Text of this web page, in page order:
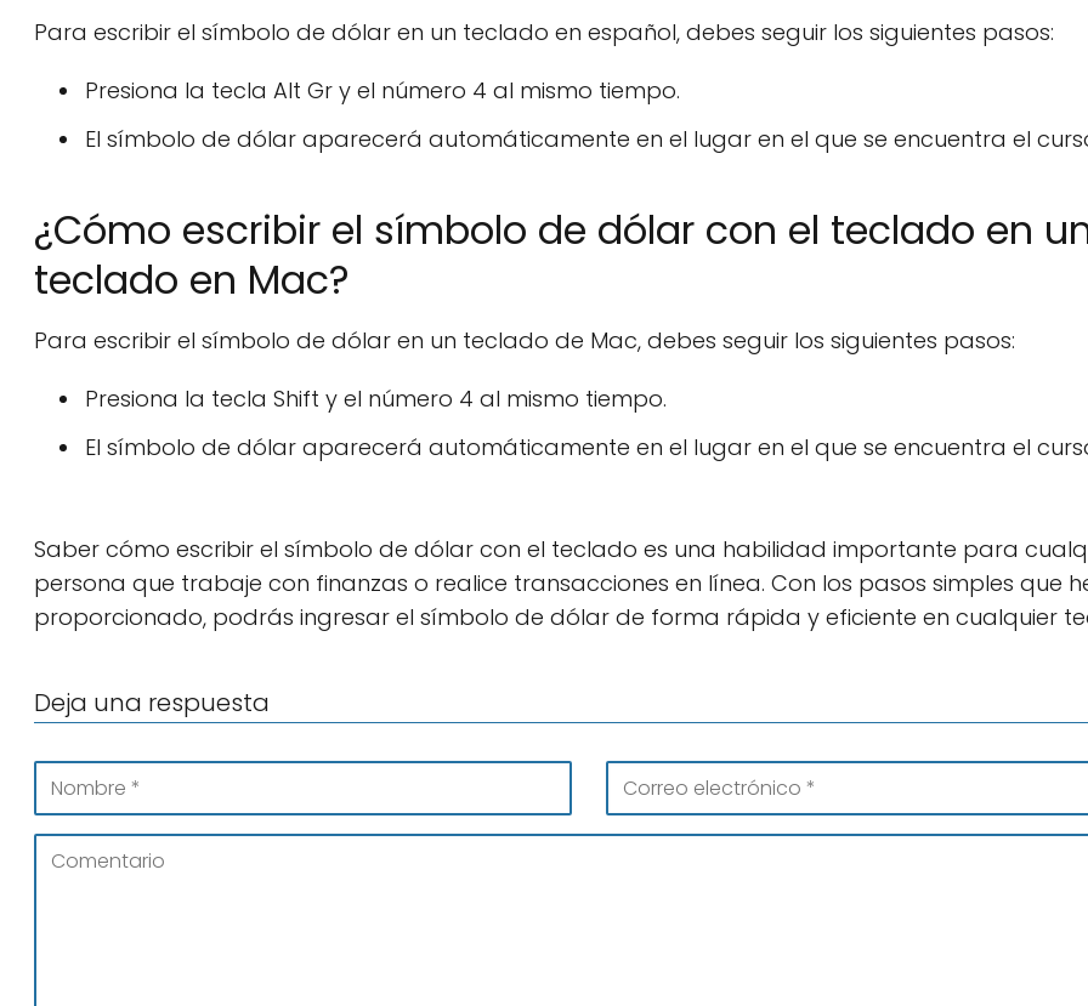
Para escribir el símbolo de dólar en un teclado en español, debes seguir los siguientes pasos:
Presiona la tecla Alt Gr y el número 4 al mismo tiempo.
El símbolo de dólar aparecerá automáticamente en el lugar en el que se encuentra el
¿Cómo escribir el símbolo de dólar con el teclado en
teclado en Mac?
Para escribir el símbolo de dólar en un teclado de Mac, debes seguir los siguientes pasos:
Presiona la tecla Shift y el número 4 al mismo tiempo.
El símbolo de dólar aparecerá automáticamente en el lugar en el que se encuentra el
Saber cómo escribir el símbolo de dólar con el teclado es una habilidad importante para
persona que trabaje con finanzas o realice transacciones en línea. Con los pasos simples que
proporcionado, podrás ingresar el símbolo de dólar de forma rápida y eficiente en cualquier
Deja una respuesta